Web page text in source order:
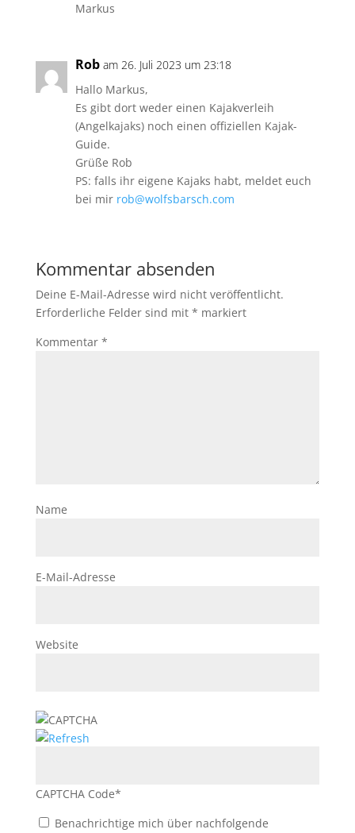
Markus
Rob am 26. Juli 2023 um 23:18
Hallo Markus,
Es gibt dort weder einen Kajakverleih
(Angelkajaks) noch einen offiziellen Kajak-
Guide.
Grüße Rob
PS: falls ihr eigene Kajaks habt, meldet euch
bei mir rob@wolfsbarsch.com
Kommentar absenden
Deine E-Mail-Adresse wird nicht veröffentlicht.
Erforderliche Felder sind mit * markiert
Kommentar *
Name
E-Mail-Adresse
Website
CAPTCHA Code*
Benachrichtige mich über nachfolgende